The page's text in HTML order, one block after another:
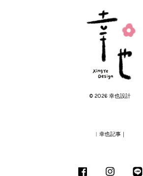
© 2026 幸也設計
︱幸也記事｜
Facebook Instagram